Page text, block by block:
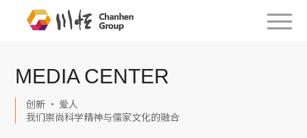
MEDIA CENTER
创新 · 爱人
我们崇尚科学精神与儒家文化的融合